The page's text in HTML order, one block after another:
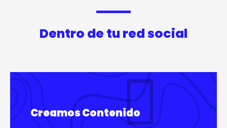
Dentro de tu red social
Creamos Contenido